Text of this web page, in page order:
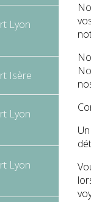
Lyon
Isère
Lyon
Lyon